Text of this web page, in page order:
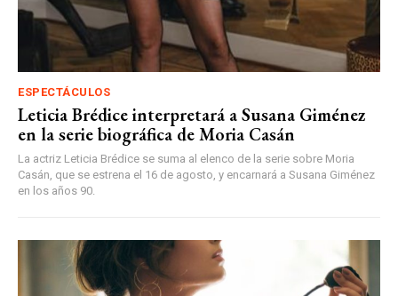
ESPECTÁCULOS
Leticia Brédice interpretará a Susana Giménez
en la serie biográfica de Moria Casán
La actriz Leticia Brédice se suma al elenco de la serie sobre Moria
Casán, que se estrena el 16 de agosto, y encarnará a Susana Giménez
en los años 90.